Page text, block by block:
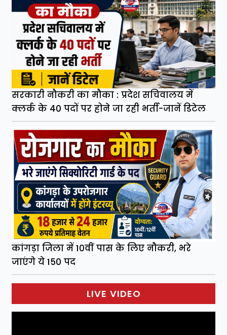
सरकारी नौकरी का मौका : प्रदेश सचिवालय में
क्लर्क के 40 पदों पर होने जा रही भर्ती-जानें डिटेल
कांगड़ा जिला में 10वीं पास के लिए नौकरी, भरे
जाएंगे ये 150 पद
LIVE VIDEO